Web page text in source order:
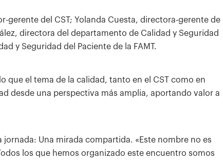
gerente del CST; Yolanda Cuesta, directora-gerente de
directora del departamento de Calidad y Seguridad
y Seguridad del Paciente de la FAMT.
que el tema de la calidad, tanto en el CST como en
desde una perspectiva más amplia, aportando valor a
Una mirada compartida. «Este nombre no es
los que hemos organizado este encuentro somos